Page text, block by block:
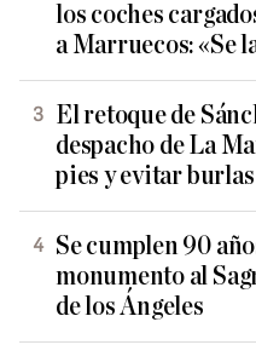
los coches
a Marruecos: «Se
El retoque de
despacho de La
pies y evitar
Se cumplen 90
monumento al
de los Ángeles